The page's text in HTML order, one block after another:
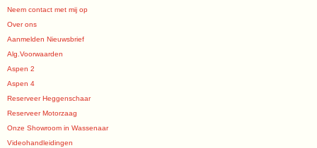
Neem contact met mij op
Over ons
Aanmelden Nieuwsbrief
Alg.Voorwaarden
Aspen 2
Aspen 4
Reserveer Heggenschaar
Reserveer Motorzaag
Onze Showroom in Wassenaar
Videohandleidingen